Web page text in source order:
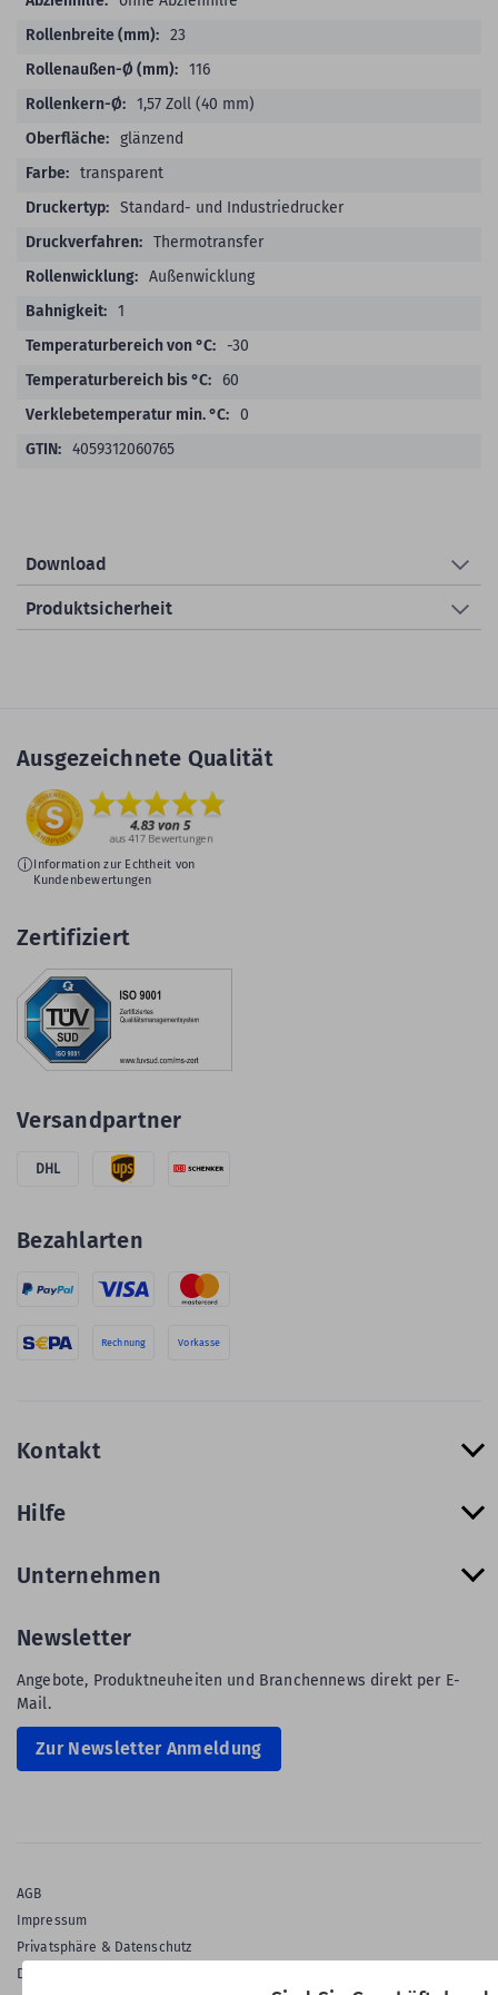
23
116
1,57 Zoll (40 mm)
glänzend
transparent
Standard- und Industriedrucker
Thermotransfer
Außenwicklung
1
-30
60
0
4059312060765
Download
Produktsicherheit
Ausgezeichnete Qualität
Information zur Echtheit von
Kundenbewertungen
Zertifiziert
Versandpartner
DHL
Bezahlarten
Rechnung Vorkasse
Kontakt
Hilfe
Unternehmen
Newsletter
Angebote, Produktneuheiten und Branchennews direkt per E-
Mail.
Zur Newsletter Anmeldung
AGB
Impressum
Privatsphäre & Datenschutz
Datenschutz-Einstellungen